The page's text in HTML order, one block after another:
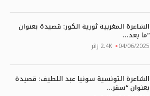
الشاعرة المغربية ثورية الكور: قصيدة بعنوان
“ما بعد...
04/06/2025 2.4K زائر
الشاعرة التونسية سونيا عبد اللطيف: قصيدة
بعنوان “سفر...